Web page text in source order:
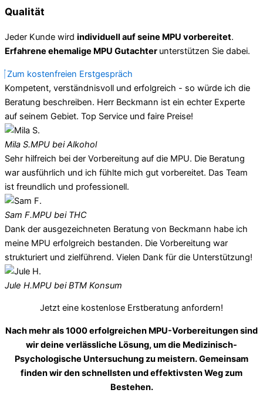
Qualität
Jeder Kunde wird individuell auf seine MPU vorbereitet.
Erfahrene ehemalige MPU Gutachter unterstützen Sie dabei.
Zum kostenfreien Erstgespräch
Kompetent, verständnisvoll und erfolgreich - so würde ich die
Beratung beschreiben. Herr Beckmann ist ein echter Experte
auf seinem Gebiet. Top Service und faire Preise!
Mila S.MPU bei Alkohol
Sehr hilfreich bei der Vorbereitung auf die MPU. Die Beratung
war ausführlich und ich fühlte mich gut vorbereitet. Das Team
ist freundlich und professionell.
Sam F.MPU bei THC
Dank der ausgezeichneten Beratung von Beckmann habe ich
meine MPU erfolgreich bestanden. Die Vorbereitung war
strukturiert und zielführend. Vielen Dank für die Unterstützung!
Jule H.MPU bei BTM Konsum
Jetzt eine kostenlose Erstberatung anfordern!
Nach mehr als 1000 erfolgreichen MPU-Vorbereitungen sind
wir deine verlässliche Lösung, um die Medizinisch-
Psychologische Untersuchung zu meistern. Gemeinsam
finden wir den schnellsten und effektivsten Weg zum
Bestehen.